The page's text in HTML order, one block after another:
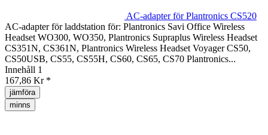
AC-adapter för Plantronics CS520
AC-adapter för laddstation för: Plantronics Savi Office Wireless
Headset WO300, WO350, Plantronics Supraplus Wireless Headset
CS351N, CS361N, Plantronics Wireless Headset Voyager CS50,
CS50USB, CS55, CS55H, CS60, CS65, CS70 Plantronics...
Innehåll 1
167,86 Kr *
jämföra
minns